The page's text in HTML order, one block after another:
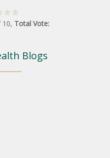
10, Total Vote:
Blogs